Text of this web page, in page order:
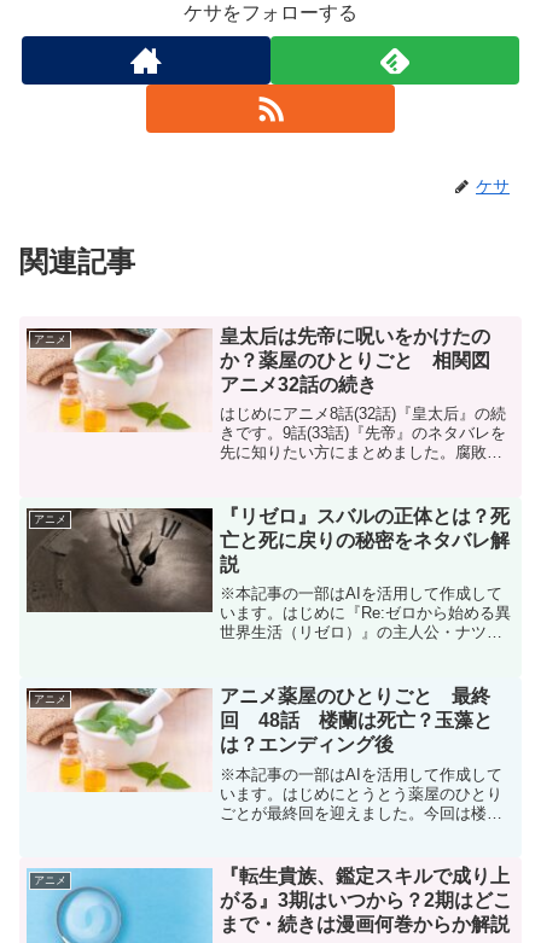
ケサをフォローする
ケサ
関連記事
アニメ
皇太后は先帝に呪いをかけたの
か？薬屋のひとりごと 相関図
アニメ32話の続き
はじめにアニメ8話(32話)『皇太后』の続
きです。9話(33話)『先帝』のネタバレを
先に知りたい方にまとめました。腐敗し
后』では薬屋のひとりごと先帝の部屋猫
猫は水蓮...
アニメ
『リゼロ』スバルの正体とは？死
亡と死に戻りの秘密をネタバレ解
説
※本記事の一部はAIを活用して作成して
います。はじめに『Re:ゼロから始める異
世界生活（リゼロ）』の主人公・ナツキ
の正体は何者なのか？」という謎が大き
くなっていきます。...
アニメ
アニメ薬屋のひとりごと 最終
回 48話 楼蘭は死亡？玉藻と
は？エンディング後
※本記事の一部はAIを活用して作成して
います。はじめにとうとう薬屋のひとり
ごとが最終回を迎えました。今回は楼蘭
ましたが、そのまま砦から落ち遺体は発
見されませんで...
アニメ
『転生貴族、鑑定スキルで成り上
がる』3期はいつから？2期はどこ
まで・続きは漫画何巻からか解説